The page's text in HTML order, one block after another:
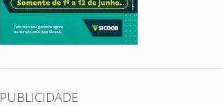
PUBLICIDADE